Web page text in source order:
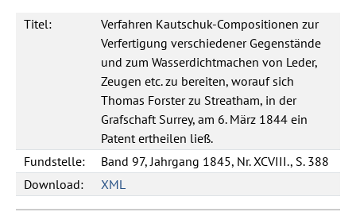
Titel:
Verfahren Kautschuk-Compositionen zur
Verfertigung verschiedener Gegenstände
und zum Wasserdichtmachen von Leder,
Zeugen etc. zu bereiten, worauf sich
Thomas Forster zu Streatham, in der
Grafschaft Surrey, am 6. März 1844 ein
Patent ertheilen ließ.
Fundstelle:
Band 97, Jahrgang 1845, Nr. XCVIII., S. 388
Download:
XML